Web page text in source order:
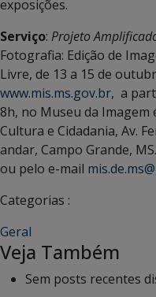
exposições.
Serviço: Projeto
Fotografia: Edição de
Livre, de 13 a 15 de
www.mis.ms.gov.br, a
8h, no Museu da Imagem
Cultura e Cidadania, Av.
andar, Campo Grande,
ou pelo e-mail
Categorias :
Geral
Veja Também
Sem posts recentes